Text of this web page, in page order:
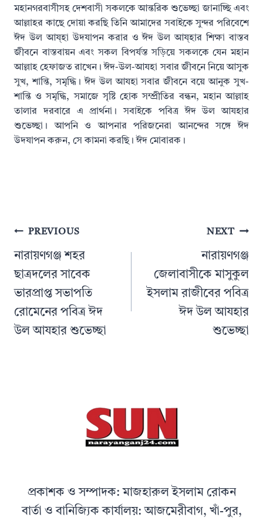
মহানগরবাসীসহ দেশবাসী সকলকে আন্তরিক শুভেচ্ছা জানাচ্ছি এবং
আল্লাহর কাছে দোয়া করছি তিনি আমাদের সবাইকে সুন্দর পরিবেশে
ঈদ উল আয্হা উদযাপন করার ও ঈদ উল আয্হার শিক্ষা বাস্তব
জীবনে বাস্তবায়ন এবং সকল বিপর্যস্ত সড়িয়ে সকলকে যেন মহান
আল্লাহ হেফাজত রাখেন। ঈদ-উল-আযহা সবার জীবনে নিয়ে আসুক
সুখ, শান্তি, সমৃদ্ধি। ঈদ উল আযহা সবার জীবনে বয়ে আনুক সুখ-
শান্তি ও সমৃদ্ধি, সমাজে সৃষ্টি হোক সম্প্রীতির বন্ধন, মহান আল্লাহ
তালার দরবারে এ প্রার্থনা। সবাইকে পবিত্র ঈদ উল আযহার
শুভেচ্ছা। আপনি ও আপনার পরিজনেরা আনন্দের সঙ্গে ঈদ
উদযাপন করুন, সে কামনা করছি। ঈদ মোবারক।
PostPREVIOUS
নারায়ণগঞ্জ শহর
ছাত্রদলের সাবেক
ভারপ্রাপ্ত সভাপতি
রোমেনের পবিত্র ঈদ
উল আযহার শুভেচ্ছা
NEXT
নারায়ণগঞ্জ
জেলাবাসীকে মাসুকুল
ইসলাম রাজীবের পবিত্র
ঈদ উল আযহার
শুভেচ্ছা
প্রকাশক ও সম্পাদক: মাজহারুল ইসলাম রোকন
বার্তা ও বানিজ্যিক কার্যালয়: আজমেরীবাগ, খাঁ-পুর,